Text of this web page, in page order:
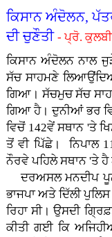
ਕਿਸਾਨ ਅੰਦੋਲਨ,
ਦੀ ਚੁਣੌਤੀ - ਪ੍ਰੋ.
ਕਿਸਾਨ ਅੰਦੋਲਨ ਨਾਲ
ਸੱਚ ਸਾਹਮਣੇ
ਗਿਆ। ਸੱਚਮੁਚ ਸੱਚ
ਗਿਆ ਹੈ। ਦੁਨੀਆਂ ਭਰ
ਵਿਚੋਂ 142ਵੇਂ ਸਥਾਨ 'ਤੇ
ਤੋਂ ਵੀ ਪਿੱਛੇ। ਨਿਪਾਲ
ਨੌਰਵੇ ਪਹਿਲੇ ਸਥਾਨ 'ਤੇ
ਦਰਅਸਲ ਮਨਦੀਪ
ਭਾਜਪਾ ਅਤੇ ਦਿੱਲੀ
ਰਿਹਾ ਸੀ। ਉਸਦੀ
ਕੀਤੀ ਗਈ ਕਿ